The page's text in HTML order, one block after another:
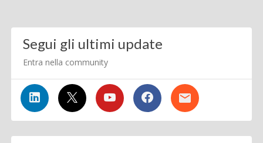
Segui gli ultimi update
Entra nella community